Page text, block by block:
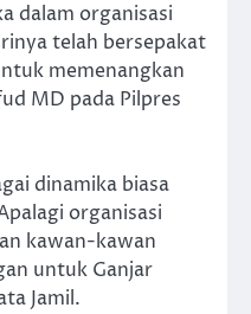
dalam organisasi
telah bersepakat
memenangkan
MD pada Pilpres
dinamika biasa
organisasi
kawan-kawan
untuk Ganjar
Jamil.